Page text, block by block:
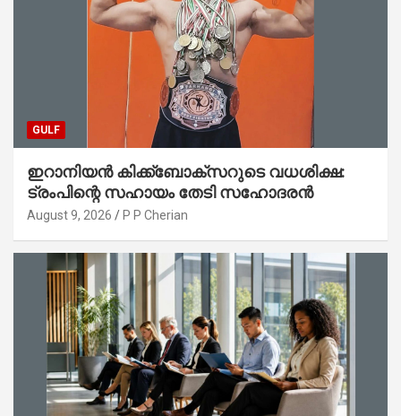
GULF
ഇറാനിയൻ കിക്ക്ബോക്സറുടെ വധശിക്ഷ:
ട്രംപിന്റെ സഹായം തേടി സഹോദരൻ
August 9, 2026 P P Cherian